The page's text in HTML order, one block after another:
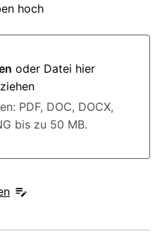
hoch
oder Datei hier
Datei hier hinziehen
PDF, DOC, DOCX,
bis zu 50 MB.